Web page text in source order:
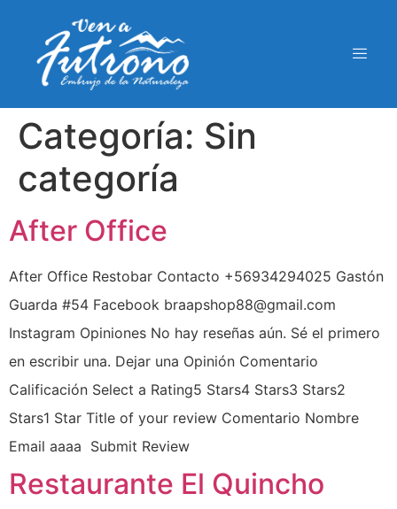
Categoría: Sin
categoría
After Office
After Office Restobar Contacto +56934294025 Gastón
Guarda #54 Facebook braapshop88@gmail.com
Instagram Opiniones No hay reseñas aún. Sé el primero
en escribir una. Dejar una Opinión Comentario
Calificación Select a Rating5 Stars4 Stars3 Stars2
Stars1 Star Title of your review Comentario Nombre
Email aaaa ​ Submit Review
Restaurante El Quincho